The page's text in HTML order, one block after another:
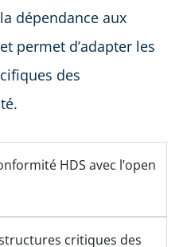
dépendance aux
permet d’adapter les
des
HDS avec l’open
critiques des